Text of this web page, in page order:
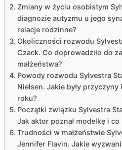
Zmiany w życiu osobistym
diagnozie autyzmu u jego
relacje rodzinne?
Okoliczności rozwodu
Czack. Co doprowadziło do
małżeństwa?
Powody rozwodu Sylvestra
Nielsen. Jakie były
roku?
Początki związku Sylvestra
Jak aktor poznał modelkę i co
Trudności w małżeństwie
Jennifer Flavin. Jakie